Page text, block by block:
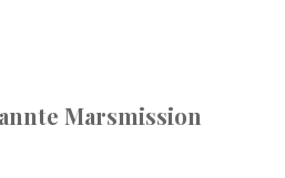
Marsmission